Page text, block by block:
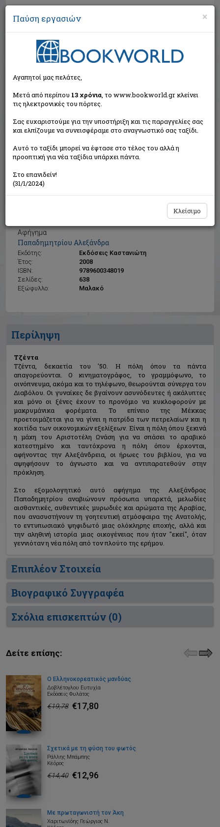
Αναζήτηση
Αφήγημα
Παπαδημητρίου Αλεξάνδρα
Εκδότης:
Εκδόσεις Καστανιώτη
Έτος:
2008
ISBN:
9789600348019
Σελίδες:
638
Εξώφυλλο:
Μαλακό
Η τιμή μας:€20,99
Δεν υπάρχει δυνατότητα παραγγελίας
Περίληψη
Τζέντα
Τζέντα, δεκαετία του '50. Η πόλη όπου τα πάντα
απαγορεύονται. O κινηματογράφος, το γραμμόφωνο, το
οινόπνευμα, ακόμα και το τηλέφωνο, θεωρούνται σύνεργα του
Διαβόλου. Οι γυναίκες δε βγαίνουν ασυνόδευτες ή ακάλυπτες
και μόνο οι ξένες έχουν το προνόμιο να κυκλοφορούν με
μακρυμάνικα φορέματα. Το επίνειο της Μέκκας
προετοιμάζεται για να γίνει η πατρίδα των πετρελαίων και η
κοιτίδα των οικονομικών εξελίξεων. Είναι η πόλη όπου ξεκινά
η μάχη του Αριστοτέλη Ωνάση για να σπάσει το αραβικό
κατεστημένο και ταυτόχρονα η πόλη όπου έρχονται,
αφήνοντας την Αλεξάνδρεια, οι ήρωες του βιβλίου, για να
αψηφήσουν το άγνωστο και να αντιπαρατεθούν στην
πρόκληση.
Στο εξομολογητικό αυτό αφήγημα της Αλεξάνδρας
Παπαδημητρίου αναβιώνουν πρόσωπα υπαρκτά, μελωδίες
αισθαντικές, αυθεντικές μυρωδιές και αρώματα της Αραβίας,
που ανασυστήνουν τη γοητευτική ατμόσφαιρα της Ανατολής,
το εντυπωσιακό ψηφιδωτό μιας ολόκληρης εποχής, αλλά και
την αληθινή ιστορία μιας οικογένειας που ήταν "εκεί", όταν
γεννιόταν η νέα πόλη από τον πλούτο της ερήμου.
Επιπλέον Στοιχεία
Βιογραφικό Συγγραφέα
Σχόλια επισκεπτών (0)
Δείτε επίσης:
Ο Ελληνοκορεατικός μανδύας
Δοβλέτογλου Ευτυχία
Εκδόσεις Φυλάτος
€19,78 €17,80
Σχετικά με τη φύση του φωτός
Ράλλης Μπάμπης
Κέδρος
€14,40 €12,96
Με πρωταγωνιστή τον Άκη
Χαριτωνίδης Γεώργιος Ν.
×
Παύση εργασιών
Αγαπητοί μας πελάτες,
Μετά από περίπου 13 χρόνια, το www.bookworld.gr κλείνει
τις ηλεκτρονικές του πόρτες.
Σας ευχαριστούμε για την υποστήριξη και τις παραγγελίες σας
και ελπίζουμε να συνεισφέραμε στο αναγνωστικό σας ταξίδι.
Αυτό το ταξίδι μπορεί να έφτασε στο τέλος του αλλά η
προοπτική για νέα ταξίδια υπάρχει πάντα.
Στο επανιδείν!
(31/1/2024)
Κλείσιμο